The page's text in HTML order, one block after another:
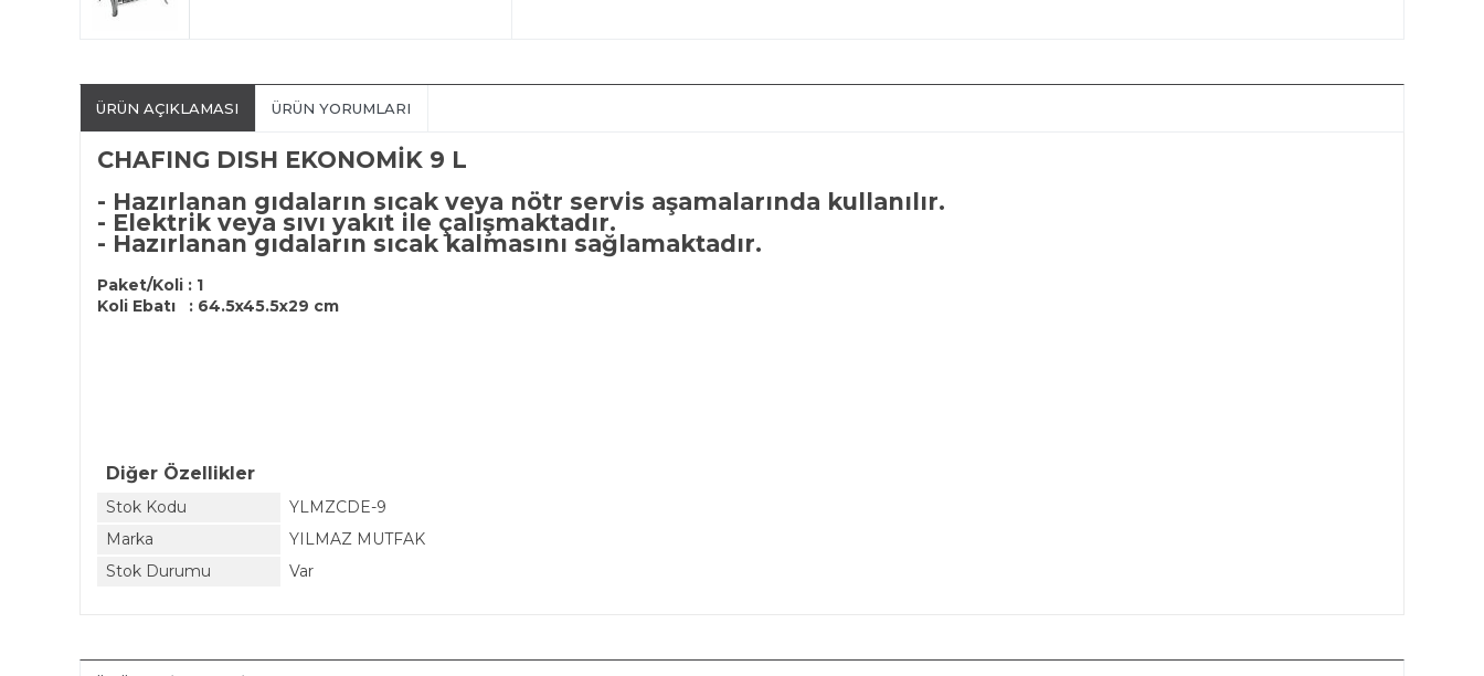
ÜRÜN AÇIKLAMASI ÜRÜN YORUMLARI
CHAFING DISH EKONOMİK 9 L
- Hazırlanan gıdaların sıcak veya nötr servis aşamalarında kullanılır.
- Elektrik veya sıvı yakıt ile çalışmaktadır.
- Hazırlanan gıdaların sıcak kalmasını sağlamaktadır.
Paket/Koli : 1
Koli Ebatı : 64.5x45.5x29 cm
Diğer Özellikler
Stok Kodu
YLMZCDE-9
Marka
YILMAZ MUTFAK
Stok Durumu
Var